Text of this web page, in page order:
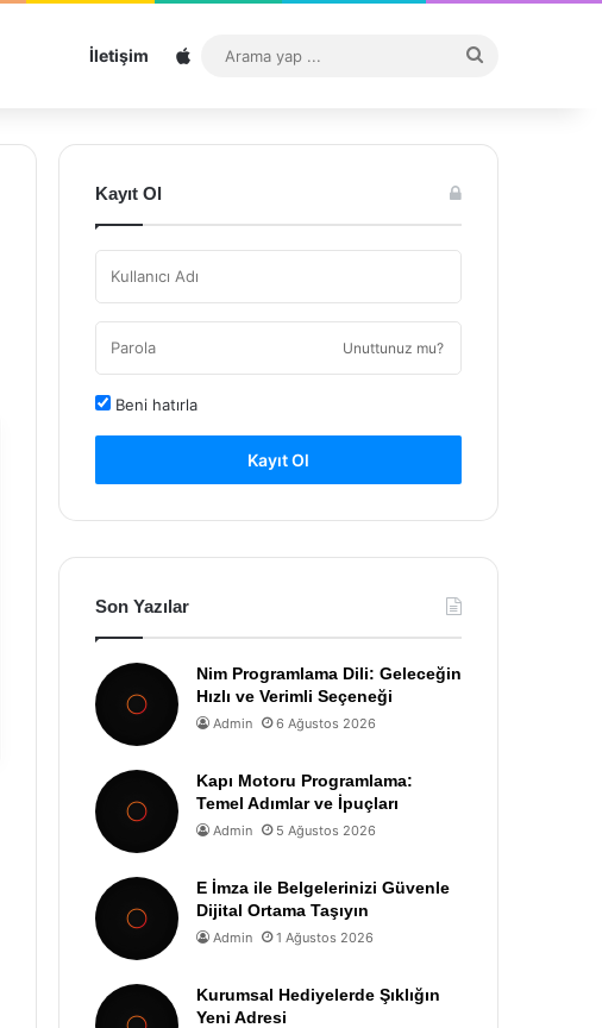
İletişim Sitemap
...
Kayıt Ol
Unuttunuz mu?
Beni hatırla
Kayıt Ol
Son Yazılar
Nim Programlama Dili: Geleceğin
Hızlı ve Verimli Seçeneği
Admin 6 Ağustos 2026
Kapı Motoru Programlama:
Temel Adımlar ve İpuçları
Admin 5 Ağustos 2026
E İmza ile Belgelerinizi Güvenle
Dijital Ortama Taşıyın
Admin 1 Ağustos 2026
Kurumsal Hediyelerde Şıklığın
Yeni Adresi